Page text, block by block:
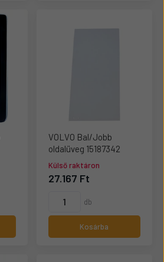
VOLVO Bal/Jobb
oldalüveg 15187342
Külső raktáron
27.167 Ft
db
Kosárba